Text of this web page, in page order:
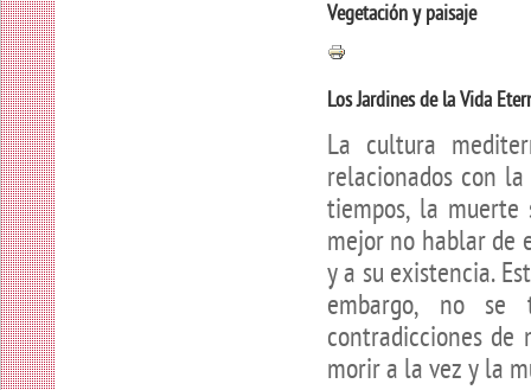
Vegetación y paisaje
Los Jardines de la Vida
La cultura
relacionados con
tiempos, la muerte
mejor no hablar de
y a su existencia.
embargo, no
contradicciones de
morir a la vez y la